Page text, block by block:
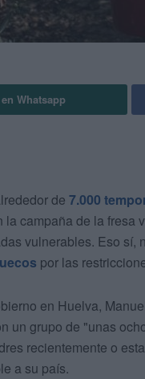
Whatsapp
de 7.000
la campaña de la fresa
vulnerables. Eso
por las
en Huelva,
un grupo de "unas
recientemente o
a su país.